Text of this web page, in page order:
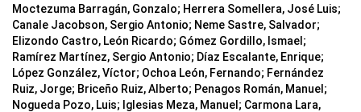
Moctezuma Barragán, Gonzalo; Herrera Somellera, José Luis;
Canale Jacobson, Sergio Antonio; Neme Sastre, Salvador;
Elizondo Castro, León Ricardo; Gómez Gordillo, Ismael;
Ramírez Martínez, Sergio Antonio; Díaz Escalante, Enrique;
López González, Víctor; Ochoa León, Fernando; Fernández
Ruiz, Jorge; Briceño Ruiz, Alberto; Penagos Román, Manuel;
Nogueda Pozo, Luis; Iglesias Meza, Manuel; Carmona Lara,